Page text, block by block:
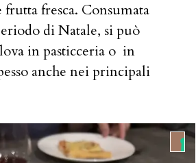
frutta fresca. Consumata
di Natale, si può
in pasticceria o in
anche nei principali